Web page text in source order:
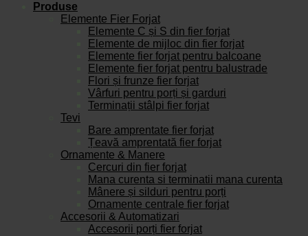
Produse
Elemente Fier Forjat
Elemente C și S din fier forjat
Elemente de mijloc din fier forjat
Elemente fier forjat pentru balcoane
Elemente fier forjat pentru balustrade
Flori și frunze fier forjat
Vârfuri pentru porți și garduri
Terminații stâlpi fier forjat
Tevi
Bare amprentate fier forjat
Țeavă amprentată fier forjat
Ornamente & Manere
Cercuri din fier forjat
Mana curenta si terminatii mana curenta
Mânere și silduri pentru porți
Ornamente centrale fier forjat
Accesorii & Automatizari
Accesorii porți fier forjat